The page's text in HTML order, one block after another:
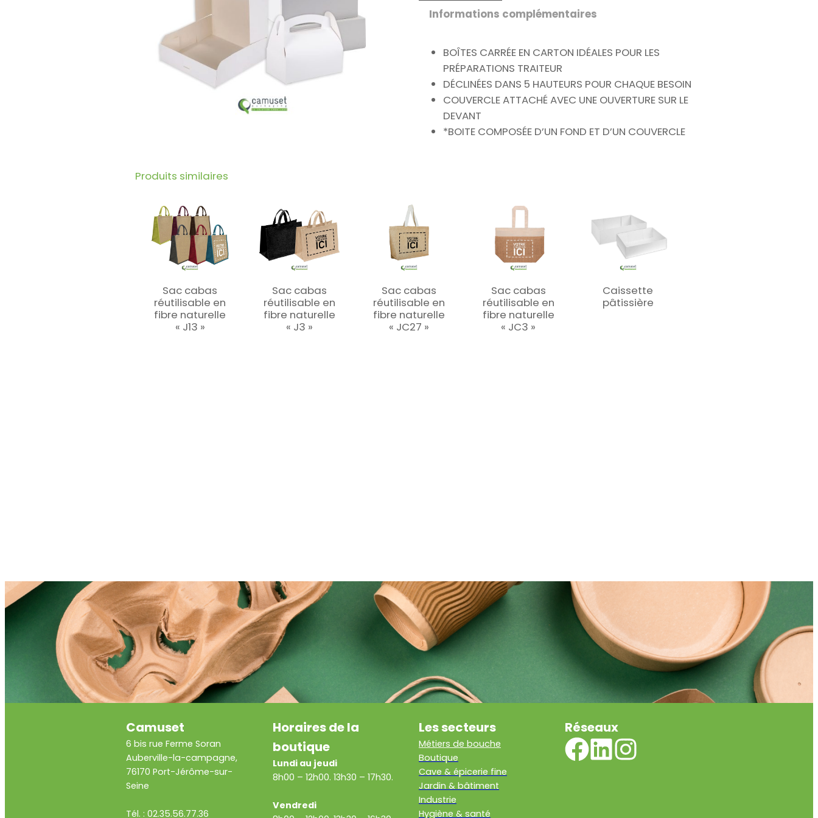
Informations complémentaires
BOÎTES CARRÉE EN CARTON IDÉALES POUR LES
PRÉPARATIONS TRAITEUR
DÉCLINÉES DANS 5 HAUTEURS POUR CHAQUE BESOIN
COUVERCLE ATTACHÉ AVEC UNE OUVERTURE SUR LE
DEVANT
*BOITE COMPOSÉE D’UN FOND ET D’UN COUVERCLE
Produits similaires
Sac cabas
réutilisable en
fibre naturelle
« J13 »
Sac cabas
réutilisable en
fibre naturelle
« J3 »
Sac cabas
réutilisable en
fibre naturelle
« JC27 »
Sac cabas
réutilisable en
fibre naturelle
« JC3 »
Caissette
pâtissière
Camuset
6 bis rue Ferme Soran
Auberville-la-campagne,
76170 Port-Jérôme-sur-
Seine
Tél. : 02.35.56.77.36
Horaires de la
boutique
Lundi au jeudi
8h00 – 12h00. 13h30 – 17h30.
Vendredi
Les secteurs
Métiers de bouche
Boutique
Cave & épicerie fine
Jardin & bâtiment
Industrie
Hygiène & santé
Réseaux